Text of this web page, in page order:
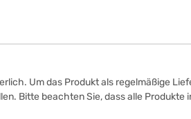
Um das Produkt als regelmäßige
Bitte beachten Sie, dass alle Produkte